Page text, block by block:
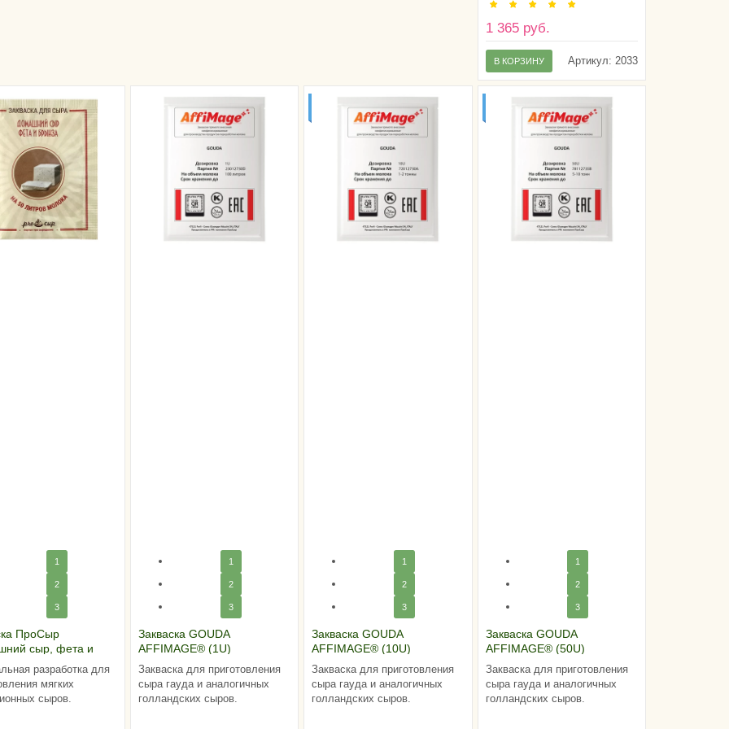
1 365 руб.
Артикул: 2033
В КОРЗИНУ
1
2
3
ПроСыр
сыр, фета и
разработка для
мягких
сыров.
1
2
3
Закваска GOUDA
AFFIMAGE® (1U)
Закваска для приготовления
сыра гауда и аналогичных
голландских сыров.
МОЛОКА
1
2
3
Закваска GOUDA
AFFIMAGE® (10U)
Закваска для приготовления
сыра гауда и аналогичных
голландских сыров.
МОЛОКА
1
2
3
Закваска GOUDA
AFFIMAGE® (50U)
Закваска для приготовления
сыра гауда и аналогичных
голландских сыров.